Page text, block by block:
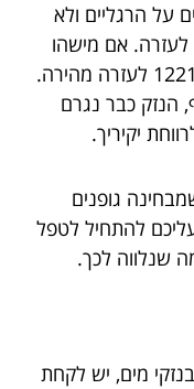
הרגליים ולא
אם מישהו
זקוק לטיפול רפואי, התקשר למספר 1221 לעזרה מהירה.
הנזק כבר נגרם
יקיריך.
גופנים
להתחיל לטפל
שנלווה לכך.
מים, יש לקחת